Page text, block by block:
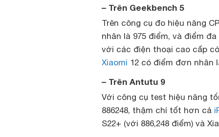
– Trên Geekbench 5
Trên công cụ đo hiệu năng
nhân là 975 điểm, và điểm
với các điện thoại cao cấp
Xiaomi 12 có điểm đơn nhân
– Trên Antutu 9
Với công cụ test hiệu năng
886248, thậm chí tốt hơn cả
S22+ (với 886,248 điểm) và